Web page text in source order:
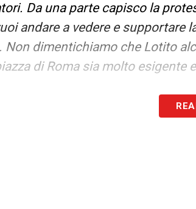
Da una parte capisco la
andare a vedere e supportare
Non dimentichiamo che Lotito
di Roma sia molto esigente
DELLE NOSTRE TOP NEWS